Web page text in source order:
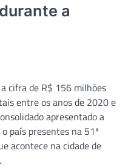
a
cifra de R$ 156 milhões
entre os anos de 2020 e
apresentado a
país presentes na 51ª
acontece na cidade de